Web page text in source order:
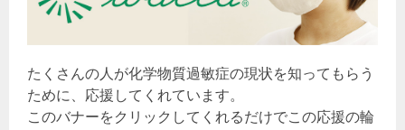
たくさんの人が化学物質過敏症の現状を知ってもらう
ために、応援してくれています。
このバナーをクリックしてくれるだけでこの応援の輪